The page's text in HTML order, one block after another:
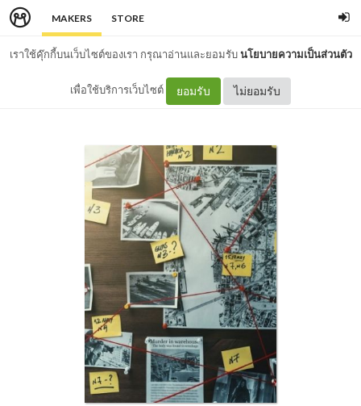
MAKERS STORE
เราใช้คุ๊กกี้บนเว็บไซต์ของเรา กรุณาอ่านและยอมรับนโยบายความเป็นส่วนตัว
เพื่อใช้บริการเว็บไซต์ ยอมรับ ไม่ยอมรับ